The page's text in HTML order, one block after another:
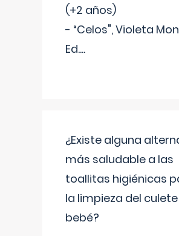
(+2 años)
- “Celos", Violeta
Ed....
¿Existe alguna
más saludable a las
toallitas higiénicas
la limpieza del
bebé?